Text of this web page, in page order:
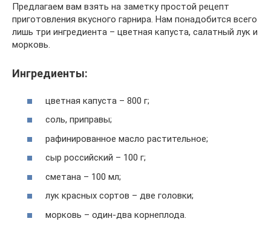
Предлагаем вам взять на заметку простой рецепт
приготовления вкусного гарнира. Нам понадобится всего
лишь три ингредиента – цветная капуста, салатный лук и
морковь.
Ингредиенты:
цветная капуста – 800 г;
соль, приправы;
рафинированное масло растительное;
сыр российский – 100 г;
сметана – 100 мл;
лук красных сортов – две головки;
морковь – один-два корнеплода.